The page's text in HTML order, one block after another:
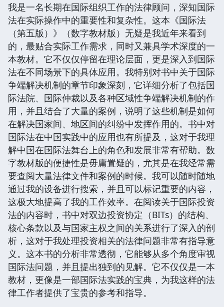
我是一名长期在国际组织工作的法律顾问，深知国际
法在实际操作中的重要性和复杂性。这本《国际法
（第五版）》（数字教材版）无疑是我近年来看到
的，最贴合实际工作需求，同时又兼具学术深度的一
本教材。它不仅仅停留在理论层面，更是深入到国际
法在不同场景下的具体应用。我特别对书中关于国际
争端解决机制的章节印象深刻，它详细分析了包括国
际法院、国际仲裁以及各种区域性争端解决机制的作
用，并且结合了大量的案例，说明了这些机制是如何
在解决国家间、地区间的纠纷中发挥作用的。书中对
国际法在中国实践中的应用也有所提及，这对于我理
解中国在国际法舞台上的角色和发展非常有帮助。数
字教材版的便捷性是毋庸置疑的，尤其是在我经常需
要查阅大量法律文件和案例的时候。我可以随时随地
通过我的设备进行搜索，并且可以标记重要的内容，
这极大地提高了我的工作效率。在阅读关于国际投资
法的内容时，书中对双边投资协定（BITs）的结构、
核心条款以及与国家主权之间的关系进行了深入的剖
析，这对于我处理投资相关的法律问题非常有指导意
义。这本书的分析非常透彻，它能够从多个角度审视
国际法问题，并且提出独到的见解。它不仅仅是一本
教材，更像是一部国际法实践的宝典，为我这样的法
律工作者提供了宝贵的参考和指导。